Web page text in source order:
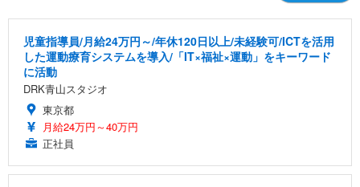
児童指導員/月給24万円～/年休120日以上/未経験可/ICTを活用
した運動療育システムを導入/「IT×福祉×運動」をキーワード
に活動
DRK青山スタジオ
東京都
月給24万円～40万円
正社員